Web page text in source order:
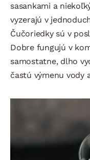
sasankami a
vyzerajú v
Čučoriedky sú v
Dobre fungujú v
samostatne, dlho
častú výmenu vody